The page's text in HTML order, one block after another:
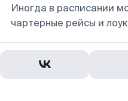
Иногда в расписании
чартерные рейсы и